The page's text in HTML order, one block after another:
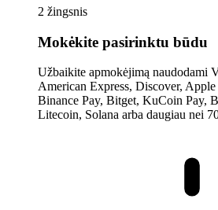
2 žingsnis
Mokėkite pasirinktu būdu
Užbaikite apmokėjimą naudodami
American Express, Discover,
Binance Pay, Bitget, KuCoin Pay,
Litecoin, Solana arba daugiau nei